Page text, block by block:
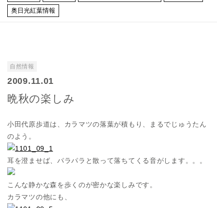
奥日光紅葉情報
自然情報
2009.11.01
晩秋の楽しみ
小田代原歩道は、カラマツの落葉が積もり、まるでじゅうたん
のよう。
耳を澄ませば、パラパラと散って落ちてくる音がします。。。
こんな静かな森を歩くのが密かな楽しみです。
カラマツの他にも、